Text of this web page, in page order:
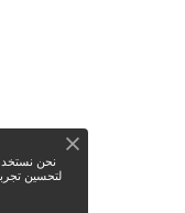
نحن نستخدم
لتحسين